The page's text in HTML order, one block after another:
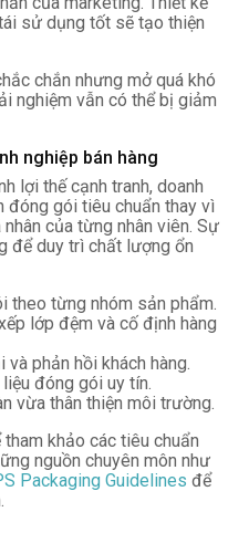
sử dụng tốt sẽ tạo thiện
chắn nhưng mở quá khó
nghiệm vẫn có thể bị giảm
nghiệp bán hàng
lợi thế cạnh tranh, doanh
đóng gói tiêu chuẩn thay vì
của từng nhân viên. Sự
để duy trì chất lượng ổn
từng nhóm sản phẩm.
lớp đệm và cố định hàng
phản hồi khách hàng.
đóng gói uy tín.
vừa thân thiện môi trường.
khảo các tiêu chuẩn
nguồn chuyên môn như
Packaging Guidelines để